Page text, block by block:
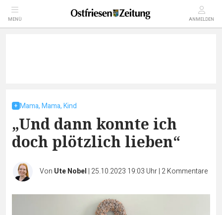
MENÜ ANMELDEN
Mama, Mama, Kind
„Und dann konnte ich
doch plötzlich lieben“
Von Ute Nobel | 25.10.2023 19:03 Uhr| 2Kommentare